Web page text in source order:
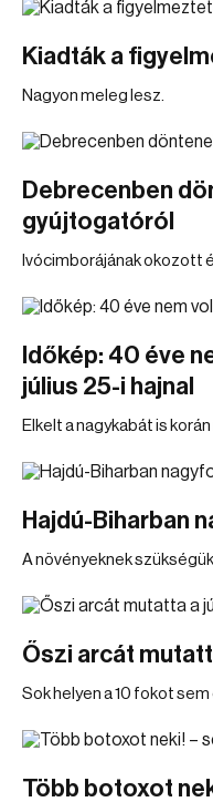
Kiadták a
Nagyon meleg lesz.
Debrecenben
gyújtogatóról
Ivócimborájának okozott
Időkép: 40 éve
július 25-i hajnal
Elkelt a nagykabát is
Hajdú-Biharban
A növényeknek
Őszi arcát
Sok helyen a 10 fokot
Több botoxot